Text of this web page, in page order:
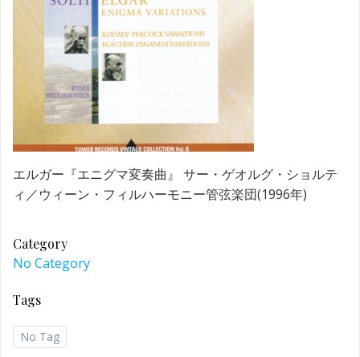
エルガー『エニグマ変奏曲』 サー・ゲオルグ・ショルテ
ィ／ウィーン・フィルハーモニー管弦楽団(1996年)
Category
No Category
Tags
No Tag